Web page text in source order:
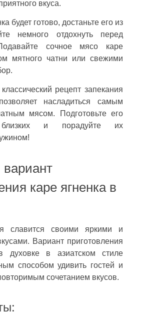
вкуса.
будет готово, достаньте его из
немного отдохнуть перед
сочное мясо каре
мятного чатни или свежими
рецепт запекания
насладиться самым
мясом. Подготовьте его
и порадуйте их
вариант
каре ягненка в
славится своими яркими и
Вариант приготовления
духовке в азиатском стиле
способом удивить гостей и
сочетанием вкусов.